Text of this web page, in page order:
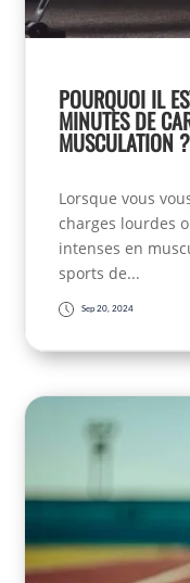
POURQUOI IL
MINUTES DE
MUSCULATION ?
Lorsque vous
charges lourdes
intenses en
sports de...
Sep 20, 2024